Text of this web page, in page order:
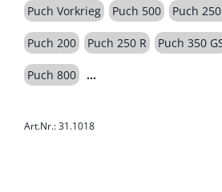
Puch Vorkrieg Puch 500 Puch
Puch 200 Puch 250 R Puch 350
Puch 800
Art.Nr.: 31.1018